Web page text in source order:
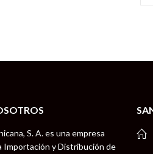
S. A. es una empresa
Importación y Distribución de